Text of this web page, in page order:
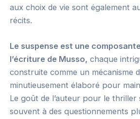
aux choix de vie sont également
récits.
Le suspense est une
l’écriture de Musso, chaque
construite comme un mécanisme
minutieusement élaboré pour
Le goût de l’auteur pour le thriller
souvent à des questionnements